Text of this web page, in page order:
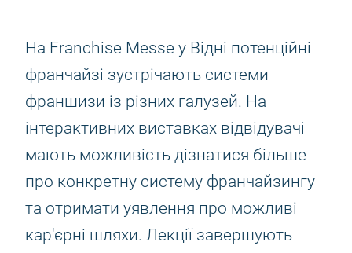
На Franchise Messe у Відні потенційні
франчайзі зустрічають системи
франшизи із різних галузей. На
інтерактивних виставках відвідувачі
мають можливість дізнатися більше
про конкретну систему франчайзингу
та отримати уявлення про можливі
кар'єрні шляхи. Лекції завершують